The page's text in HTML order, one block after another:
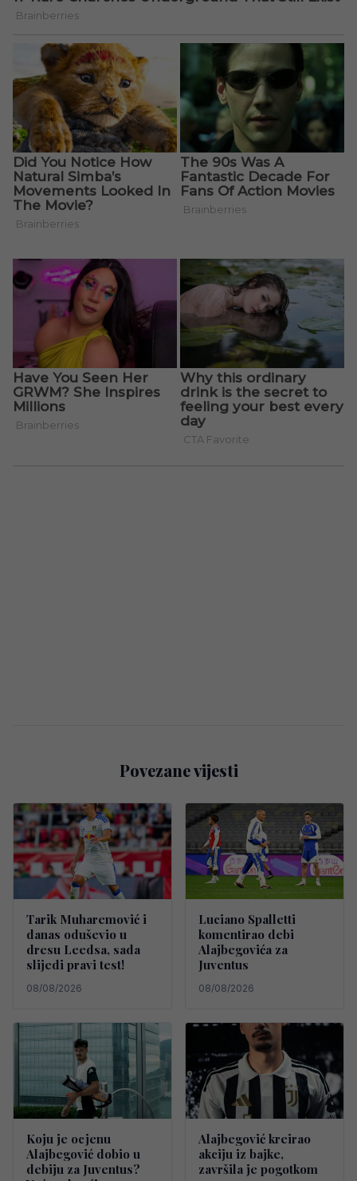
Povezane vijesti
Tarik Muharemović i
danas oduševio u
dresu Leedsa, sada
slijedi pravi test!
08/08/2026
Luciano Spalletti
komentirao debi
Alajbegovića za
Juventus
08/08/2026
Koju je ocjenu
Alajbegović dobio u
debiju za Juventus?
Alajbegović kreirao
akciju iz bajke,
završila je pogotkom